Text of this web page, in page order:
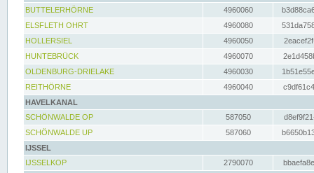
BUTTELERHÖRNE
4960060
ELSFLETH OHRT
4960080
HOLLERSIEL
4960050
HUNTEBRÜCK
4960070
OLDENBURG-DRIELAKE
4960030
REITHÖRNE
4960040
HAVELKANAL
SCHÖNWALDE OP
587050
SCHÖNWALDE UP
587060
IJSSEL
IJSSELKOP
2790070